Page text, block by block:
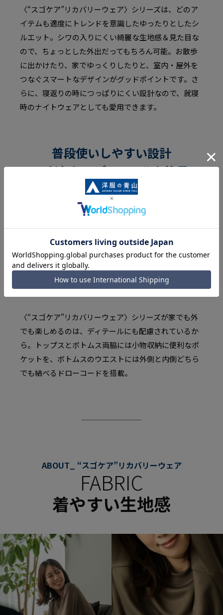
〈“スゴケア”リカバリーウェア〉シリーズは、どのア
イテムも適度にトレンドを意識したゆったりとしたシ
ルエット。シワの入りにくい綺麗な生地感＆見た目な
ので、ちょっとした外出だってもちろん可能。お散歩
に出かけたり、家でゆっくりしたりと、室内・屋外を
つなぐスマートなデザインがグッドポイントです。さ
らに、寝返りの時につっぱりにくい設計なので、就寝
時のナイトウェアとしても愛用できます。
ポケット ドローコード
普段使いしやすい設計
こだわりのディテールも注目
〈“スゴケア”リカバリーウェア〉シリーズが家でも外
でも楽しめるのは、ディテールにも配慮されているか
ら。トップスとボトムス両脇には小物収納に便利なポ
ケットを、ボトムスのウエストには外側と内側どちら
でも結べるドローコードを搭載。
ABOUT_ “スゴケア”リカバリーウェア
FABRIC
着やすい生地感